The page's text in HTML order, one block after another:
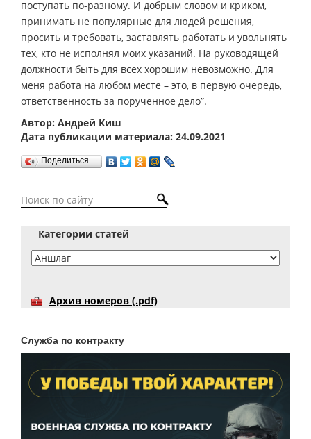
поступать по-разному. И добрым словом и криком,
принимать не популярные для людей решения,
просить и требовать, заставлять работать и увольнять
тех, кто не исполнял моих указаний. На руководящей
должности быть для всех хорошим невозможно. Для
меня работа на любом месте – это, в первую очередь,
ответственность за порученное дело”.
Автор: Андрей Киш
Дата публикации материала: 24.09.2021
Поделиться…
Категории статей
Архив номеров (.pdf)
Служба по контракту